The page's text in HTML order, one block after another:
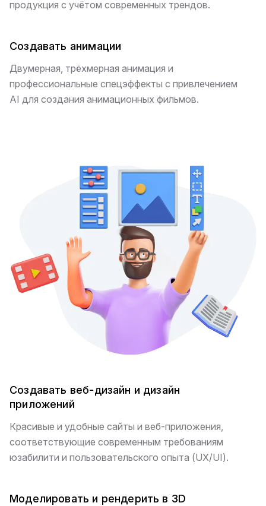
продукция с учётом современных трендов.
Создавать анимации
Двумерная, трёхмерная анимация и
профессиональные спецэффекты с привлечением
AI для создания анимационных фильмов.
Создавать веб-дизайн и дизайн
приложений
Красивые и удобные сайты и веб-приложения,
соответствующие современным требованиям
юзабилити и пользовательского опыта (UX/UI).
Моделировать и рендерить в 3D